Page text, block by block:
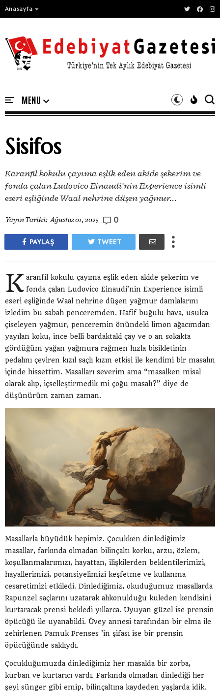
Anasayfa
Sisifos
Karanfil kokulu çayıma eşlik eden akide şekerim ve
fonda çalan Ludovico Einaudi’nin Experience isimli
eseri eşliğinde Waal nehrine düşen yağmur...
Yayın Tarihi: Ağustos 01, 2025 0
PAYLAŞ TWEET
K aranfil kokulu çayıma eşlik eden akide şekerim ve
fonda çalan Ludovico Einaudi’nin Experience isimli
eseri eşliğinde Waal nehrine düşen yağmur damlalarını
izledim bu sabah penceremden. Hafif buğulu hava, usulca
çiseleyen yağmur, penceremin önündeki limon ağacımdan
yayılan koku, ince belli bardaktaki çay ve o an sokakta
gördüğüm yağan yağmura rağmen hızla bisikletinin
pedalını çeviren kızıl saçlı kızın etkisi ile kendimi bir masalın
içinde hissettim. Masalları severim ama “masalken misal
olarak alıp, içselleştirmedik mi çoğu masalı?” diye de
düşünürüm zaman zaman.
Masallarla büyüdük hepimiz. Çocukken dinlediğimiz
masallar, farkında olmadan bilinçaltı korku, arzu, özlem,
koşullanmalarımızı, hayattan, ilişkilerden beklentilerimizi,
hayallerimizi, potansiyelimizi keşfetme ve kullanma
cesaretimizi etkiledi. Dinlediğimiz, okuduğumuz masallarda
Rapunzel saçlarını uzatarak alıkonulduğu kuleden kendisini
kurtaracak prensi bekledi yıllarca. Uyuyan güzel ise prensin
öpücüğü ile uyanabildi. Üvey annesi tarafından bir elma ile
zehirlenen Pamuk Prenses ’in şifası ise bir prensin
öpücüğünde saklıydı.
Çocukluğumuzda dinlediğimiz her masalda bir zorba,
kurban ve kurtarıcı vardı. Farkında olmadan dinlediği her
şeyi sünger gibi emip, bilinçaltına kaydeden yaşlarda idik.